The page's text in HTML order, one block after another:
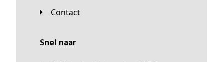
Contact
Snel naar